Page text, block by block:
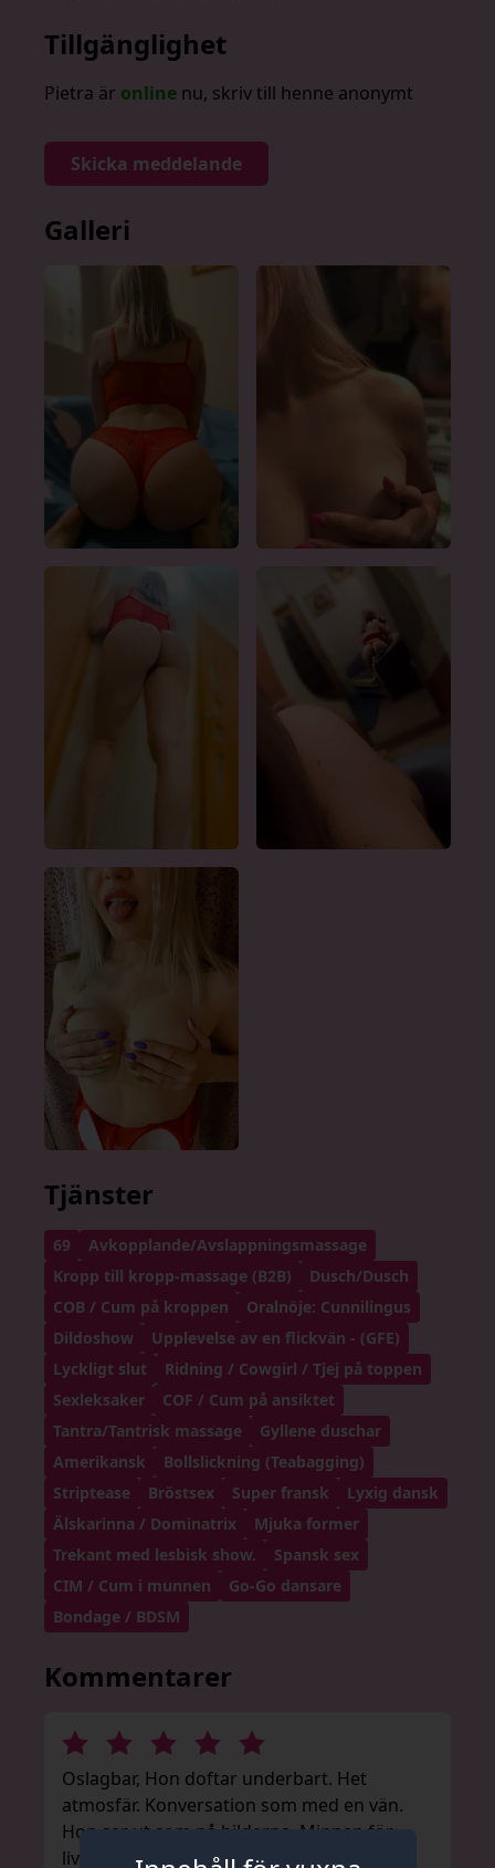
Tillgänglighet
Pietra är online nu, skriv till henne anonymt
Skicka meddelande
Galleri
Tjänster
69
Avkopplande/Avslappningsmassage
Kropp till kropp-massage (B2B)
Dusch/Dusch
COB / Cum på kroppen
Oralnöje: Cunnilingus
Dildoshow
Upplevelse av en flickvän - (GFE)
Lyckligt slut
Ridning / Cowgirl / Tjej på toppen
Sexleksaker
COF / Cum på ansiktet
Tantra/Tantrisk massage
Gyllene duschar
Amerikansk
Bollslickning (Teabagging)
Striptease
Bröstsex Super fransk
Lyxig dansk
Älskarinna / Dominatrix
Mjuka former
Trekant med lesbisk show.
Spansk sex
CIM / Cum i munnen
Go-Go dansare
Bondage / BDSM
Kommentarer
Oslagbar, Hon doftar underbart. Het
atmosfär. Konversation som med en vän.
Hon ser ut som på bilderna. Minnen för
livet.